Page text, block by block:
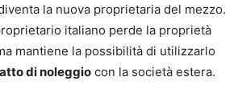
la nuova proprietaria del mezzo.
italiano perde la proprietà
mantiene la possibilità di utilizzarlo
di noleggio con la società estera.